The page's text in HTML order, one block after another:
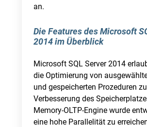
an.
Die Features des Microsoft
2014 im Überblick
Microsoft SQL Server 2014
die Optimierung von
und gespeicherten Prozeduren
Verbesserung des
Memory-OLTP-Engine wurde
eine hohe Parallelität zu